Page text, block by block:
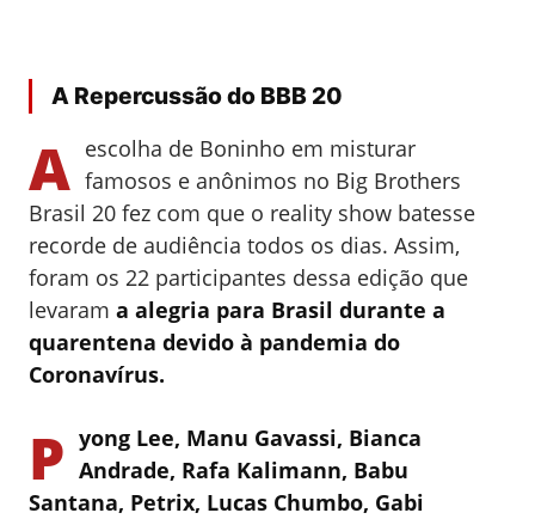
A Repercussão do BBB 20
A escolha de Boninho em misturar
famosos e anônimos no Big Brothers
Brasil 20 fez com que o reality show batesse
recorde de audiência todos os dias. Assim,
foram os 22 participantes dessa edição que
levaram a alegria para Brasil durante a
quarentena devido à pandemia do
Coronavírus.
P yong Lee, Manu Gavassi, Bianca
Andrade, Rafa Kalimann, Babu
Santana, Petrix, Lucas Chumbo, Gabi